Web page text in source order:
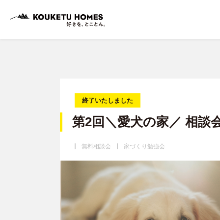
終了いたしました
第2回＼愛犬の家／ 相
無料相談会 家づくり勉強会